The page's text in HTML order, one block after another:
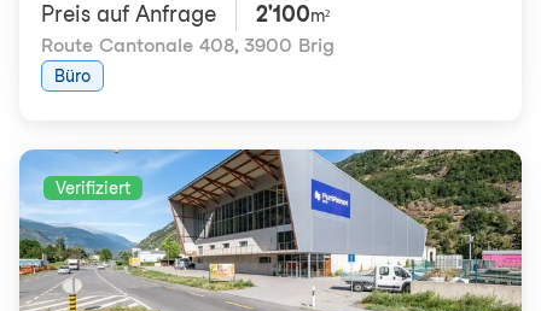
Preis auf Anfrage 2'100m²
Route Cantonale 408, 3900 Brig
Büro
Verifiziert